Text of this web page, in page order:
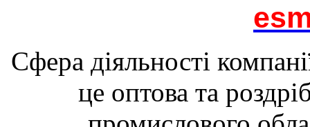
Сфера діяльності
це оптова та